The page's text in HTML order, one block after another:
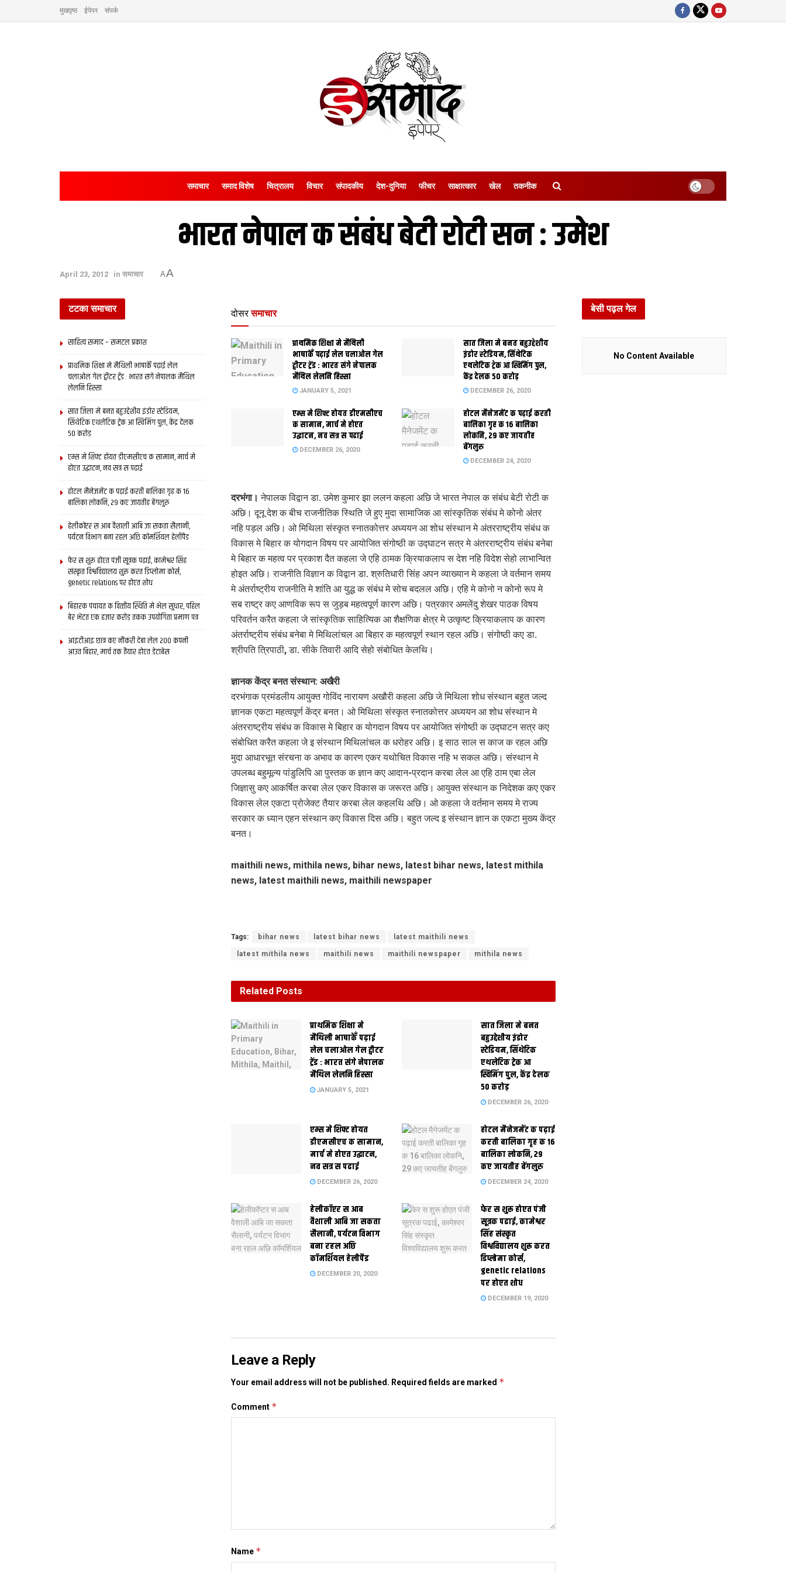
मुखपृष्ठ ईपेपर संपर्क
समाचार समाद विशेष चित्रालय विचार संपादकीय देश-दुनिया फीचर साक्षात्‍कार खेल तकनीक
भारत नेपाल क संबंध बेटी रोटी सन : उमेश
April 23, 2012 in समाचार AA
दोसर समाचार
प्राथमिक शि‍क्षा मे मैथि‍ली
भाषाकेँ पढ़ाई लेल चलाओल गेल
ट्वीटर ट्रेंड : भारत संगे नेपालक
मैथिल लेलनि हिस्सा
JANUARY 5, 2021
सात जिला मे बनत बहुउद्देशीय
इंडोर स्‍टेडि‍यम, सिंथेटिक
एथलेटिक ट्रेक आ स्विमिंग पुल,
केंद्र देलक 50 करोड़
DECEMBER 26, 2020
एम्स मे शिफ्ट होयत डीएमसीएच
क सामान, मार्च मे होएत
उद्घाटन, नव सत्र स पढाई
DECEMBER 26, 2020
होटल मैनेजमेंट क पढ़ाई करती
बालिका गृह क 16 बालिका
लोकनि, 29 कए जायतीह
बेंगलुरु
DECEMBER 24, 2020
दरभंगा। नेपालक विद्वान डा. उमेश कुमार झा ललन कहला अछि जे भारत नेपाल क संबंध बेटी रोटी क
अछि। दूनू देश क बीच राजनीतिक स्थिति जे हुए मुदा सामाजिक आ सांस्कृतिक संबंध मे कोनो अंतर
नहि पड़ल अछि। ओ मिथिला संस्कृत स्नातकोत्तर अध्ययन आ शोध संस्थान मे अंतरराष्ट्रीय संबंध क
विकास मे बिहार क योगदान विषय पर आयोजित संगोष्ठी क उद्घाटन सत्र मे अंतरराष्ट्रीय संबंध बनेबा
मे बिहार क महत्व पर प्रकाश दैत कहला जे एहि ठामक क्रियाकलाप स देश नहि विदेश सेहो लाभान्वित
होइत अछि। राजनीति विज्ञान क विद्वान डा. श्रुतिधारी सिंह अपन व्याख्यान मे कहला जे वर्तमान समय
मे अंतर्राष्ट्रीय राजनीति मे शांति आ युद्ध क संबंध मे सोच बदलल अछि। एहि मे कोनो न कोनो रूप मे
सब राष्ट्र कए आणविक रूप स जुड़ब महत्वपूर्ण कारण अछि। पत्रकार अमलेंदु शेखर पाठक विषय
परिवर्तन करैत कहला जे सांस्कृतिक साहित्यिक आ शैक्षणिक क्षेत्र मे उत्कृष्ट क्रियाकलाप क कारण
अंतर्राष्ट्रीय संबंध बनेबा मे मिथिलांचल आ बिहार क महत्वपूर्ण स्थान रहल अछि। संगोष्ठी कए डा.
श्रीपति त्रिपाठी, डा. सीके तिवारी आदि सेहो संबोधित केलथि।
ज्ञानक केंद्र बनत संस्‍थान: अखैरी
दरभंगाक प्रमंडलीय आयुक्त गोविंद नारायण अखौरी कहला अछि जे मिथिला शोध संस्‍थान बहुत जल्‍द
ज्ञानक एकटा महत्‍वपूर्ण केंद्र बनत। ओ मिथिला संस्कृत स्नातकोत्तर अध्ययन आ शोध संस्थान मे
अंतरराष्ट्रीय संबंध क विकास मे बिहार क योगदान विषय पर आयोजित संगोष्ठी क उद्घाटन सत्र कए
संबोधित करैत कहला जे इ संस्थान मिथिलांचल क धरोहर अछि। इ साठ साल स काज क रहल अछि
मुदा आधारभूत संरचना क अभाव क कारण एकर यथोचित विकास नहि भ सकल अछि। संस्थान मे
उपलब्ध बहुमूल्य पांडुलिपि आ पुस्तक क ज्ञान कए आदान-प्रदान करबा लेल आ एहि ठाम एबा लेल
जिज्ञासु कए आकर्षित करबा लेल एकर विकास क जरूरत अछि। आयुक्त संस्थान क निदेशक कए एकर
विकास लेल एकटा प्रोजेक्ट तैयार करबा लेल कहलथि अछि। ओ कहला जे वर्तमान समय मे राज्य
सरकार क ध्यान एहन संस्थान कए विकास दिस अछि। बहुत जल्‍द इ संस्थान ज्ञान क एकटा मुख्य केंद्र
बनत।
maithili news, mithila news, bihar news, latest bihar news, latest mithila
news, latest maithili news, maithili newspaper
Tags: bihar news latest bihar news latest maithili news
latest mithila news maithili news maithili newspaper mithila news
Related Posts
प्राथमिक शि‍क्षा मे
मैथि‍ली भाषाकेँ पढ़ाई
लेल चलाओल गेल ट्वीटर
ट्रेंड : भारत संगे नेपालक
मैथिल लेलनि हिस्सा
JANUARY 5, 2021
सात जिला मे बनत
बहुउद्देशीय इंडोर
स्‍टेडि‍यम, सिंथेटिक
एथलेटिक ट्रेक आ
स्विमिंग पुल, केंद्र देलक
50 करोड़
DECEMBER 26, 2020
एम्स मे शिफ्ट होयत
डीएमसीएच क सामान,
मार्च मे होएत उद्घाटन,
नव सत्र स पढाई
DECEMBER 26, 2020
होटल मैनेजमेंट क पढ़ाई
करती बालिका गृह क 16
बालिका लोकनि, 29
कए जायतीह बेंगलुरु
DECEMBER 24, 2020
हेलीकॉप्टर स आब
वैशाली आबि जा सकता
सैलानी, पर्यटन विभाग
बना रहल अछि
कॉमर्शियल हेलीपैड
DECEMBER 20, 2020
फेर स शुरू होएत पंजी
सूत्रक पढाई, कामेश्वर
सिंह संस्कृत
विश्वविद्यालय शुरू करत
डिप्लोमा कोर्स,
genetic relations
पर होएत शोध
DECEMBER 19, 2020
Leave a Reply
Your email address will not be published. Required fields are marked *
Comment *
Name *
टटका समाचार
साहित्य समाद – समटल प्रकाश
प्राथमिक शि‍क्षा मे मैथि‍ली भाषाकेँ पढ़ाई लेल
चलाओल गेल ट्वीटर ट्रेंड : भारत संगे नेपालक मैथिल
लेलनि हिस्सा
सात जिला मे बनत बहुउद्देशीय इंडोर स्‍टेडि‍यम,
सिंथेटिक एथलेटिक ट्रेक आ स्विमिंग पुल, केंद्र देलक
50 करोड़
एम्स मे शिफ्ट होयत डीएमसीएच क सामान, मार्च मे
होएत उद्घाटन, नव सत्र स पढाई
होटल मैनेजमेंट क पढ़ाई करती बालिका गृह क 16
बालिका लोकनि, 29 कए जायतीह बेंगलुरु
हेलीकॉप्टर स आब वैशाली आबि जा सकता सैलानी,
पर्यटन विभाग बना रहल अछि कॉमर्शियल हेलीपैड
फेर स शुरू होएत पंजी सूत्रक पढाई, कामेश्वर सिंह
संस्कृत विश्वविद्यालय शुरू करत डिप्लोमा कोर्स,
genetic relations पर होएत शोध
बिहारक पंचायत क वित्‍तीय स्थिति मे भेल सुधार, पहिल
बेर भेटत एक हजार करोड़ तकक उपयोगिता प्रमाण पत्र
आइटीआइ छात्र कए नौकरी देबा लेल 200 कंपनी
आउत बिहार, मार्च तक तैयार होएत डेटाबेस
बेसी पढ़ल गेल
No Content Available